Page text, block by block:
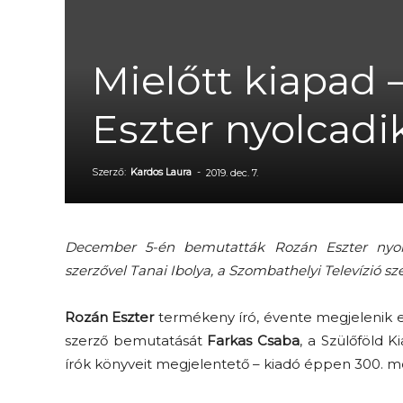
Mielőtt kiapad
Eszter
Szerző: Kardos Laura - 2019. dec. 7.
December 5-én bemutatták Rozán Eszter
szerzővel Tanai Ibolya, a Szombathelyi Televízió
Rozán Esztertermékeny író, évente megjelenik
szerző bemutatását Farkas Csaba, a Szülőföld
írók könyveit megjelentető – kiadó éppen 300.